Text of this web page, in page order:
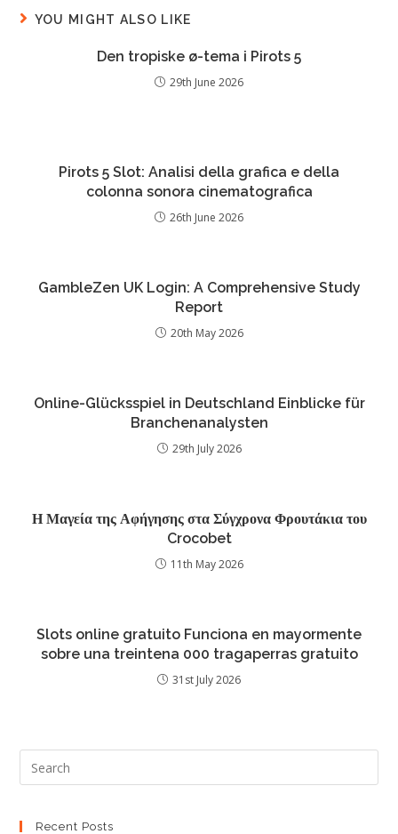
YOU MIGHT ALSO LIKE
Den tropiske ø-tema i Pirots 5
29th June 2026
Pirots 5 Slot: Analisi della grafica e della
colonna sonora cinematografica
26th June 2026
GambleZen UK Login: A Comprehensive Study
Report
20th May 2026
Online-Glücksspiel in Deutschland Einblicke für
Branchenanalysten
29th July 2026
Η Μαγεία της Αφήγησης στα Σύγχρονα Φρουτάκια του
Crocobet
11th May 2026
Slots online gratuito Funciona en mayormente
sobre una treintena 000 tragaperras gratuito
31st July 2026
Recent Posts